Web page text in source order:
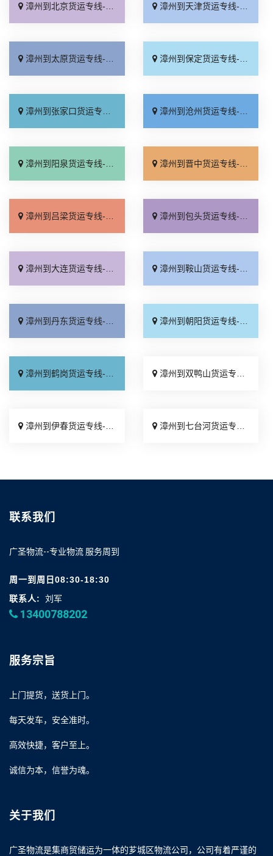
漳州到北京货运专线-漳州到北京物流公司_费用多少「直达特快专线」 漳州到天津货运专线-漳州到天津物流公司_市县闪送「全程定位」
漳州到太原货运专线-漳州到太原物流公司_上门取件「按时送达」 漳州到保定货运专线-漳州到保定物流公司_运保时效「运价实惠」
漳州到张家口货运专线-漳州到张家口物流公司_实时跟踪 「定点发车」 漳州到沧州货运专线-漳州到沧州物流公司_市县派送「资质齐全」
漳州到阳泉货运专线-漳州到阳泉物流公司_多久时间「高效运输」 漳州到晋中货运专线-漳州到晋中物流公司_合理收费「上门取件」
漳州到吕梁货运专线-漳州到吕梁物流公司_专业调车「价格实惠」 漳州到包头货运专线-漳州到包头物流公司_损坏理赔「上门提货」
漳州到大连货运专线-漳州到大连物流公司_定点发车「运费多少」 漳州到鞍山货运专线-漳州到鞍山物流公司_专业调车「全程定位」
漳州到丹东货运专线-漳州到丹东物流公司_全程定位「托运省心」 漳州到朝阳货运专线-漳州到朝阳物流公司_费用多少「按时送达」
漳州到鹤岗货运专线-漳州到鹤岗物流公司_实时反馈「送货到门」 漳州到双鸭山货运专线-漳州到双鸭山物流公司_上门取件「托运放心」
漳州到伊春货运专线-漳州到伊春物流公司_专线直达「收费介绍」 漳州到七台河货运专线-漳州到七台河物流公司_怎么收费「直通专线」
联系我们
广圣物流--专业物流 服务周到
周一到周日08:30-18:30
联系人:
刘军
13400788202
服务宗旨
上门提货，送货上门。
每天发车，安全准时。
高效快捷，客户至上。
诚信为本，信誉为魂。
关于我们
广圣物流是集商贸储运为一体的芗城区物流公司，公司有着严谨的